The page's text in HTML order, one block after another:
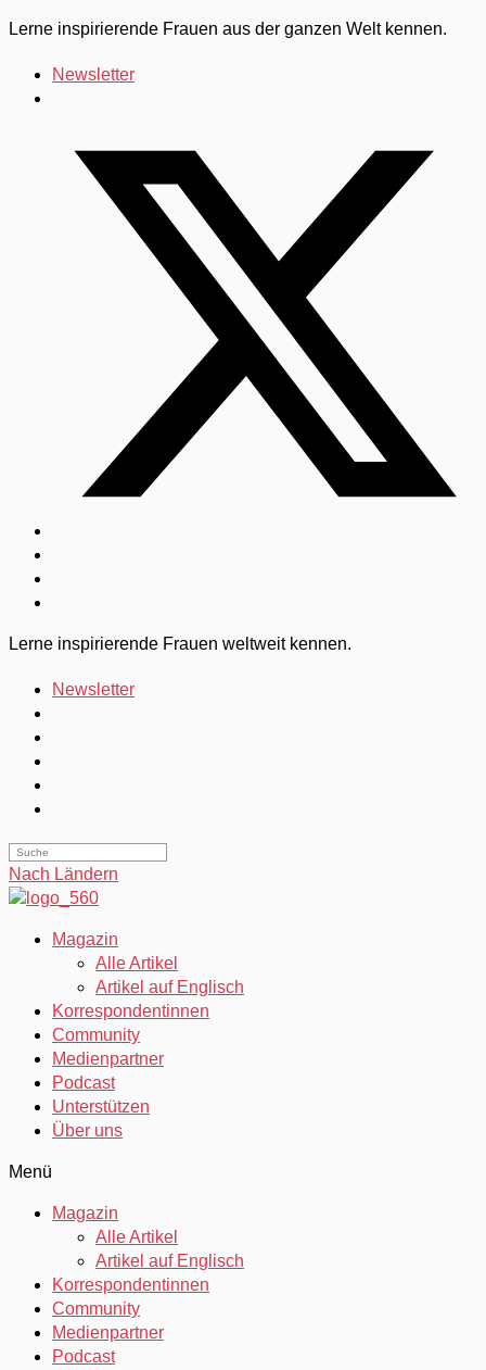
Lerne inspirierende Frauen aus der ganzen Welt kennen.
Newsletter
Lerne inspirierende Frauen weltweit kennen.
Newsletter
Nach Ländern
Magazin
Alle Artikel
Artikel auf Englisch
Korrespondentinnen
Community
Medienpartner
Podcast
Unterstützen
Über uns
Menü
Magazin
Alle Artikel
Artikel auf Englisch
Korrespondentinnen
Community
Medienpartner
Podcast